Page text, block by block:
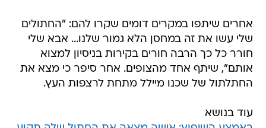
אחרים שיתפו במקרים דומים שקרו להם: "החתולים
שלי עשו את זה במחסן הלא גמור שלנו... אבא שלי
חורר כל כך הרבה חורים בקירות בניסיון למצוא
אותם", שיתף אחד מהצופים. אחר סיפר כי מצא את
החתלתול של שכנו מיילל מתחת לרצפות העץ.
עוד בנושא